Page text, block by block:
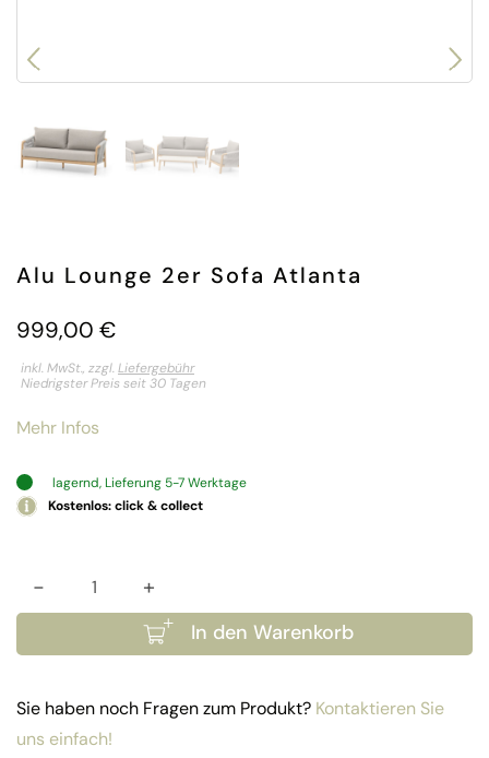
Alu Lounge 2er Sofa Atlanta
999,00 €
inkl. MwSt., zzgl.Liefergebühr
Niedrigster Preis seit 30 Tagen
Mehr Infos
lagernd, Lieferung 5-7 Werktage
Kostenlos: click & collect
Alu Lounge 2er Sofa Atlanta Menge
- +
In den Warenkorb
Sie haben noch Fragen zum Produkt? Kontaktieren Sie
uns einfach!